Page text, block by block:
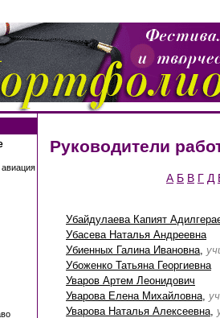
Руководители
А Б В Г Д
Убайдулаева Капият
Убасева Наталья Андреевна
Убиенных Галина Ивановна
Убоженко Татьяна Георгиевна
Уваров Артем Леонидович
Уварова Елена Михайловна
Уварова Наталья Алексеевна